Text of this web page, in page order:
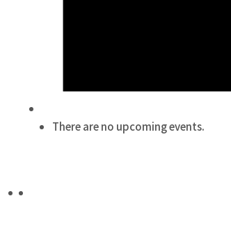
There are no upcoming events.